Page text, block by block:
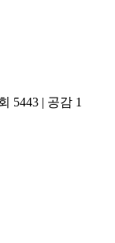
5443 | 공감 1